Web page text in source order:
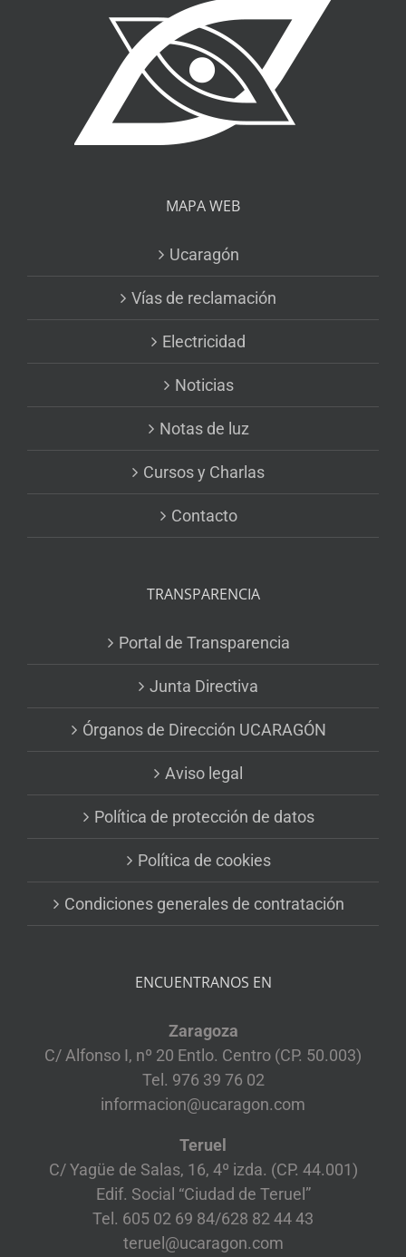
MAPA WEB
Ucaragón
Vías de reclamación
Electricidad
Noticias
Notas de luz
Cursos y Charlas
Contacto
TRANSPARENCIA
Portal de Transparencia
Junta Directiva
Órganos de Dirección UCARAGÓN
Aviso legal
Política de protección de datos
Política de cookies
Condiciones generales de contratación
ENCUENTRANOS EN
Zaragoza
C/ Alfonso I, nº 20 Entlo. Centro (CP. 50.003)
Tel. 976 39 76 02
informacion@ucaragon.com
Teruel
C/ Yagüe de Salas, 16, 4º izda. (CP. 44.001)
Edif. Social “Ciudad de Teruel”
Tel. 605 02 69 84/628 82 44 43
teruel@ucaragon.com